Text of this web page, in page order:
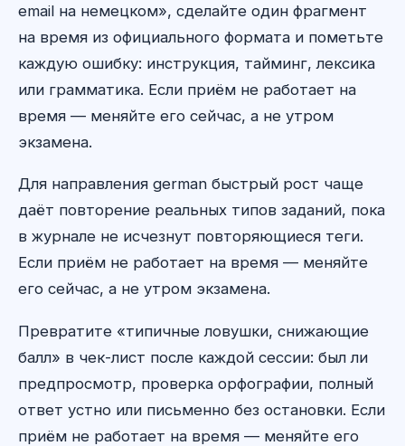
email на немецком», сделайте один фрагмент
на время из официального формата и пометьте
каждую ошибку: инструкция, тайминг, лексика
или грамматика. Если приём не работает на
время — меняйте его сейчас, а не утром
экзамена.
Для направления german быстрый рост чаще
даёт повторение реальных типов заданий, пока
в журнале не исчезнут повторяющиеся теги.
Если приём не работает на время — меняйте
его сейчас, а не утром экзамена.
Превратите «типичные ловушки, снижающие
балл» в чек-лист после каждой сессии: был ли
предпросмотр, проверка орфографии, полный
ответ устно или письменно без остановки. Если
приём не работает на время — меняйте его